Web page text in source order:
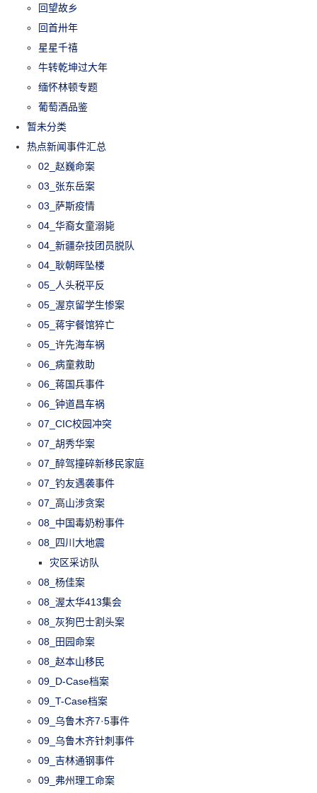
回望故乡
回首卅年
星星千禧
牛转乾坤过大年
缅怀林顿专题
葡萄酒品鉴
暂未分类
热点新闻事件汇总
02_赵巍命案
03_张东岳案
03_萨斯疫情
04_华裔女童溺毙
04_新疆杂技团员脱队
04_耿朝晖坠楼
05_人头税平反
05_渥京留学生惨案
05_蒋宇餐馆猝亡
05_许先海车祸
06_病童救助
06_蒋国兵事件
06_钟道昌车祸
07_CIC校园冲突
07_胡秀华案
07_醉驾撞碎新移民家庭
07_钓友遇袭事件
07_高山涉贪案
08_中国毒奶粉事件
08_四川大地震
灾区采访队
08_杨佳案
08_渥太华413集会
08_灰狗巴士割头案
08_田园命案
08_赵本山移民
09_D-Case档案
09_T-Case档案
09_乌鲁木齐7·5事件
09_乌鲁木齐针刺事件
09_吉林通钢事件
09_弗州理工命案